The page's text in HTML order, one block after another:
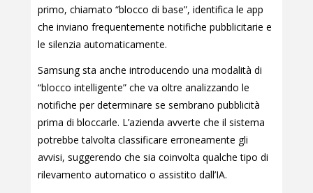
primo, chiamato “blocco di base”, identifica le app
che inviano frequentemente notifiche pubblicitarie e
le silenzia automaticamente.
Samsung sta anche introducendo una modalità di
“blocco intelligente” che va oltre analizzando le
notifiche per determinare se sembrano pubblicità
prima di bloccarle. L’azienda avverte che il sistema
potrebbe talvolta classificare erroneamente gli
avvisi, suggerendo che sia coinvolta qualche tipo di
rilevamento automatico o assistito dall’IA.